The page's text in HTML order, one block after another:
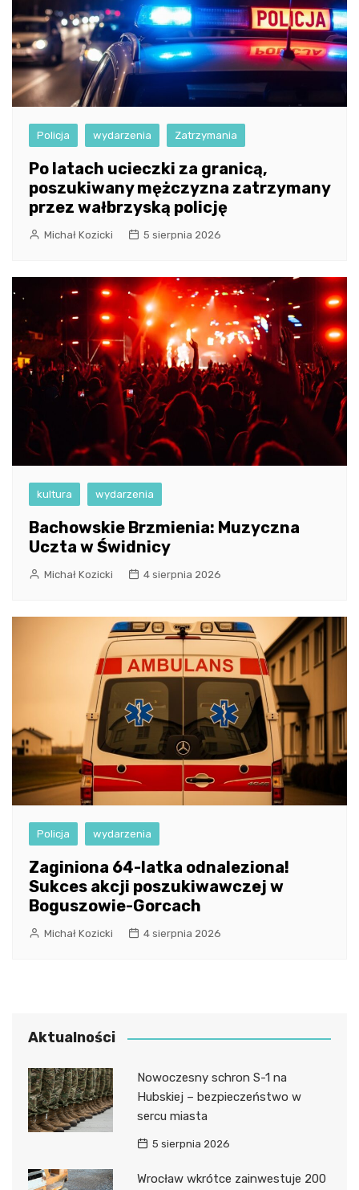
Policja wydarzenia Zatrzymania
Po latach ucieczki za granicą,
poszukiwany mężczyzna zatrzymany
przez wałbrzyską policję
Michał Kozicki 5 sierpnia 2026
kultura wydarzenia
Bachowskie Brzmienia: Muzyczna
Uczta w Świdnicy
Michał Kozicki 4 sierpnia 2026
Policja wydarzenia
Zaginiona 64-latka odnaleziona!
Sukces akcji poszukiwawczej w
Boguszowie-Gorcach
Michał Kozicki 4 sierpnia 2026
Aktualności
Nowoczesny schron S-1 na
Hubskiej – bezpieczeństwo w
sercu miasta
5 sierpnia 2026
Wrocław wkrótce zainwestuje 200